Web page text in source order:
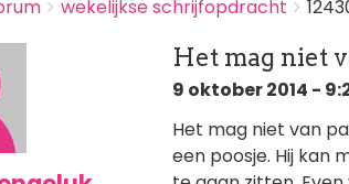
wekelijkse schrijfopdracht
Het mag niet
9 oktober 2014 -
Het mag niet van
een poosje. Hij kan